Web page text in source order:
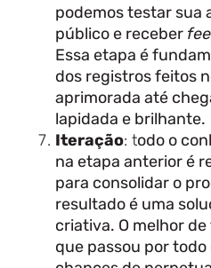
podemos testar sua
público e receber
Essa etapa é
dos registros feitos
aprimorada até
lapidada e brilhante.
Iteração: todo o
na etapa anterior é
para consolidar o
resultado é uma
criativa. O melhor
que passou por